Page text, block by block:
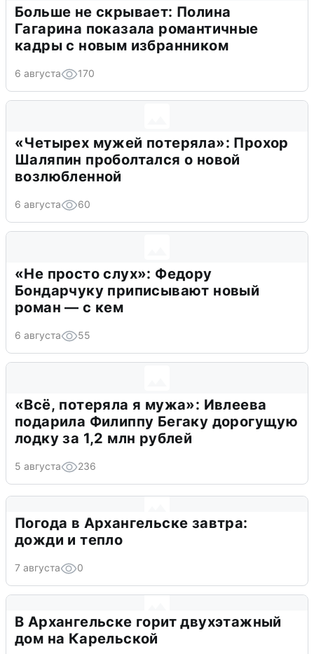
Больше не скрывает: Полина
Гагарина показала романтичные
кадры с новым избранником
6 августа 170
«Четырех мужей потеряла»: Прохор
Шаляпин проболтался о новой
возлюбленной
6 августа 60
«Не просто слух»: Федору
Бондарчуку приписывают новый
роман — с кем
6 августа 55
«Всё, потеряла я мужа»: Ивлеева
подарила Филиппу Бегаку дорогущую
лодку за 1,2 млн рублей
5 августа 236
Погода в Архангельске завтра:
дожди и тепло
7 августа 0
В Архангельске горит двухэтажный
дом на Карельской